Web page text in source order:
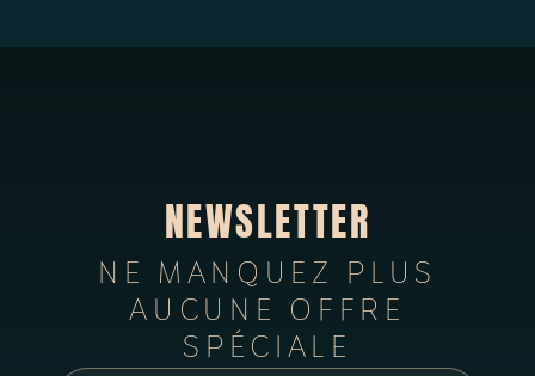
NEWSLETTER
NE MANQUEZ PLUS
AUCUNE OFFRE
SPÉCIALE